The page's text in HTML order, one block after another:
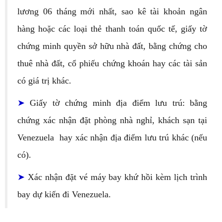
lương 06 tháng mới nhất, sao kê tài khoản ngân
hàng hoặc các loại thẻ thanh toán quốc tế, giấy tờ
chứng minh quyền sở hữu nhà đất, bằng chứng cho
thuê nhà đất, cổ phiếu chứng khoán hay các tài sản
có giá trị khác.
➤Giấy tờ chứng minh địa điểm lưu trú: bằng
chứng xác nhận đặt phòng nhà nghỉ, khách sạn tại
Venezuela hay xác nhận địa điểm lưu trú khác (nếu
có).
➤ Xác nhận đặt vé máy bay khứ hồi kèm lịch trình
bay dự kiến đi Venezuela.